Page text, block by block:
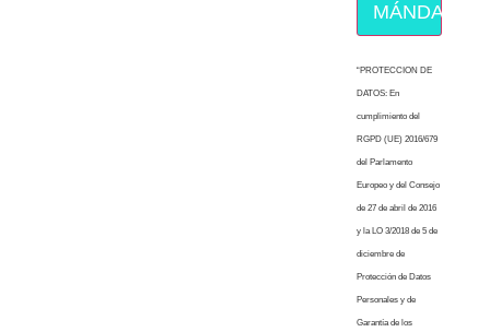
MÁNDAME
“PROTECCION DE
DATOS: En
cumplimiento del
RGPD (UE) 2016/679
del Parlamento
Europeo y del Consejo
de 27 de abril de 2016
y la LO 3/2018 de 5 de
diciembre de
Protección de Datos
Personales y de
Garantía de los